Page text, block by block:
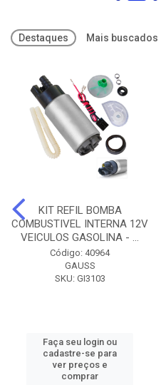
Destaques Mais buscados
KIT REFIL BOMBA
COMBUSTIVEL INTERNA 12V
VEICULOS GASOLINA - ...
Código: 40964
GAUSS
SKU: GI3103
Faça seu login ou
cadastre-se para
ver preços e
comprar